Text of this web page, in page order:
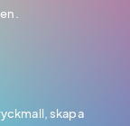
skapa